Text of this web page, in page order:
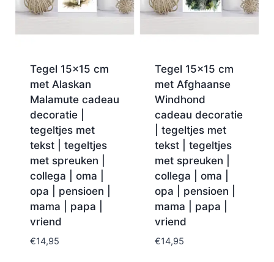
Tegel 15×15 cm
met Alaskan
Malamute cadeau
decoratie |
tegeltjes met
tekst | tegeltjes
met spreuken |
collega | oma |
opa | pensioen |
mama | papa |
vriend
€14,95
Tegel 15×15 cm
met Afghaanse
Windhond
cadeau decoratie
| tegeltjes met
tekst | tegeltjes
met spreuken |
collega | oma |
opa | pensioen |
mama | papa |
vriend
€14,95